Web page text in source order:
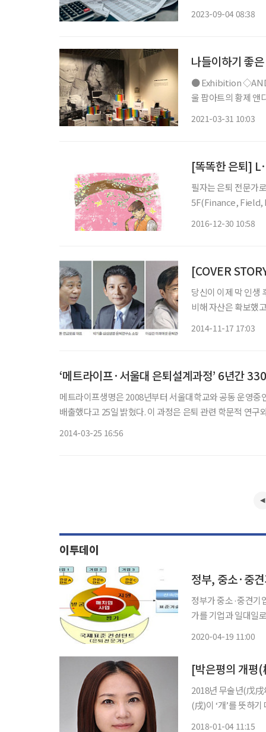
2023-09-04 08:38
나들이하기 좋
● Exhibition ◇ANDY WARHOL : BEGINNING SEOUL 일정 6월 27일까지 장소 더현대서
울 팝아트의 황제 앤
2021-03-31 10:03
필자는 은퇴 전문가
5F(Finance, Field,
2016-12-30 10:58
당신이 이제 막 인생
비해 자산은 확보했
2014-11-17 17:03
‘메트라이프·서울대 은퇴설계과정’ 6년간
메트라이프생명은 2008년부터 서울대학교와 공동 운영
배출했다고 25일 밝혔다. 이 과정은 은퇴 관련 학문적 연구와 보험회사의 실제 사례가 접목된 금융업계 최초 산학(産學) 협력 프로
2014-03-25 16:56
이투데이
정부가 중소·중견기
가를 기업과 일대일
2020-04-19 11:00
[박은평의 개평
2018년 무술년(戊戌
(戌)이 ‘개’를 뜻하기 때문에 ‘
2018-01-04 11:15